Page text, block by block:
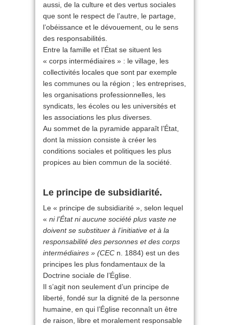
aussi, de la culture et des vertus sociales
que sont le respect de l’autre, le partage,
l’obéissance et le dévouement, ou le sens
des responsabilités.
Entre la famille et l’État se situent les
« corps intermédiaires » : le village, les
collectivités locales que sont par exemple
les communes ou la région ; les entreprises,
les organisations professionnelles, les
syndicats, les écoles ou les universités et
les associations les plus diverses.
Au sommet de la pyramide apparaît l’État,
dont la mission consiste à créer les
conditions sociales et politiques les plus
propices au bien commun de la société.
Le principe de subsidiarité.
Le « principe de subsidiarité », selon lequel
« ni l’État ni aucune société plus vaste ne
doivent se substituer à l’initiative et à la
responsabilité des personnes et des corps
intermédiaires » (CEC n. 1884) est un des
principes les plus fondamentaux de la
Doctrine sociale de l’Église.
Il s’agit non seulement d’un principe de
liberté, fondé sur la dignité de la personne
humaine, en qui l’Église reconnaît un être
de raison, libre et moralement responsable